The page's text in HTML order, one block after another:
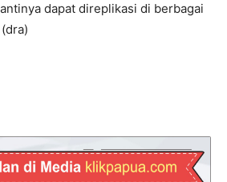
dapat direplikasi di berbagai